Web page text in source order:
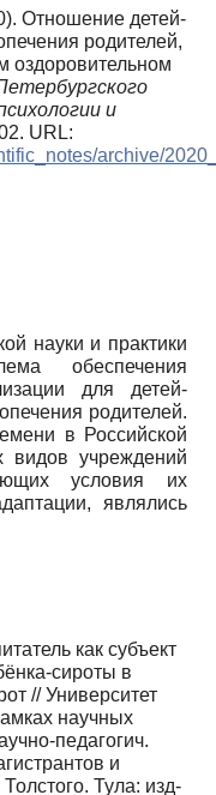
Отношение детей-
родителей,
оздоровительном
и
URL:
archive/
науки и практики
обеспечения
для детей-
родителей.
в Российской
видов учреждений
условия их
являлись
как субъект
сироты в
// Университет
научных
педагогич.
и
Тула: изд-